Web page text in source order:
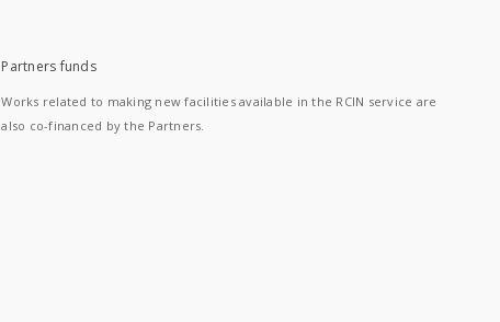
Partners funds
Works related to making new facilities available in the RCIN service are
also co-financed by the Partners.